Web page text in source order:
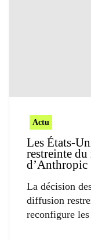
Actu
Les États-
restreinte
d’Anthropic
La décision
diffusion
reconfigure les